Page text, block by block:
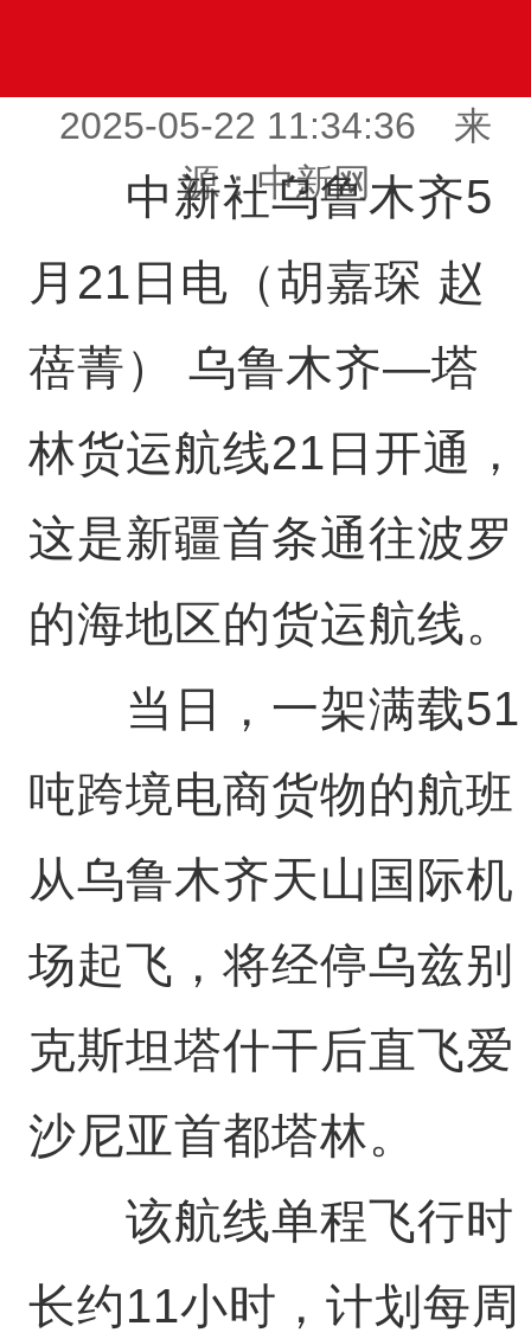
2025-05-22 11:34:36 来
源：中新网
中新社乌鲁木齐5
月21日电（胡嘉琛 赵
蓓菁） 乌鲁木齐—塔
林货运航线21日开通，
这是新疆首条通往波罗
的海地区的货运航线。
当日，一架满载51
吨跨境电商货物的航班
从乌鲁木齐天山国际机
场起飞，将经停乌兹别
克斯坦塔什干后直飞爱
沙尼亚首都塔林。
该航线单程飞行时
长约11小时，计划每周